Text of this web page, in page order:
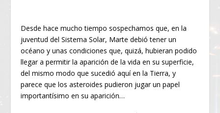
Desde hace mucho tiempo sospechamos que, en la
juventud del Sistema Solar, Marte debió tener un
océano y unas condiciones que, quizá, hubieran podido
llegar a permitir la aparición de la vida en su superficie,
del mismo modo que sucedió aquí en la Tierra, y
parece que los asteroides pudieron jugar un papel
importantísimo en su aparición…